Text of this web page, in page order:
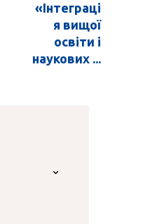
«Інтеграці
я вищої
освіти і
наукових ...